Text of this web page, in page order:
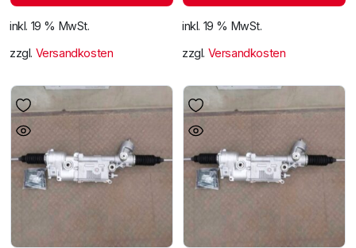
inkl. 19 % MwSt.
zzgl. Versandkosten
inkl. 19 % MwSt.
zzgl. Versandkosten